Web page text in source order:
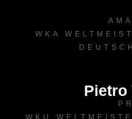
WKA
Pietro
WKU